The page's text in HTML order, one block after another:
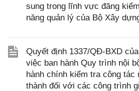
sung trong lĩnh vực đăng
năng quản lý của Bộ Xây
Quyết định 1337/QĐ-BXD
việc ban hành Quy trình nội
hành chính kiểm tra công tác
thành đối với các công trình